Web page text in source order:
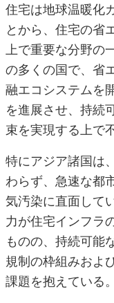
住宅は地球温暖化
とから、住宅の省
上で重要な分野の
の多くの国で、省
融エコシステムを
を進展させ、持続
束を実現する上で
特にアジア諸国は
わらず、急速な都
気汚染に直面して
力が住宅インフラ
ものの、持続可能
規制の枠組みおよ
課題を抱えている。